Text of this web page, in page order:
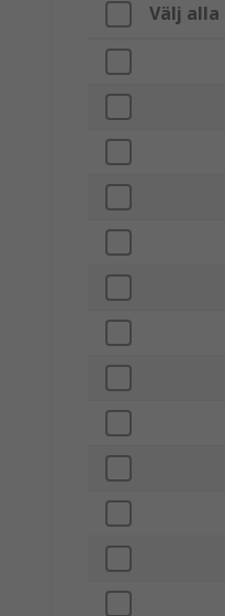
Välj alla